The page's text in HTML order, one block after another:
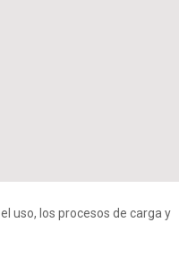
uso, los procesos de carga y